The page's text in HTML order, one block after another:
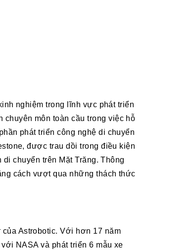
nghiệm trong lĩnh vực phát triển
chuyên môn toàn cầu trong việc hỗ
phát triển công nghệ di chuyển
được trau dồi trong điều kiện
chuyển trên Mặt Trăng. Thông
cách vượt qua những thách thức
của Astrobotic. Với hơn 17 năm
NASA và phát triển 6 mẫu xe